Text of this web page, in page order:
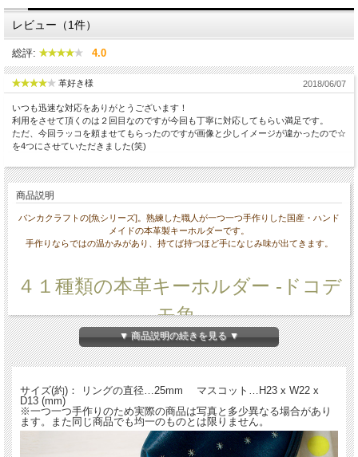
レビュー（1件）
総評: 4.0
革好き様 2018/06/07
いつも迅速な対応をありがとうございます！
利用をさせて頂くのは２回目なのですが今回も丁寧に対応してもらい満足です。
ただ、今回ラッコを頼ませてもらったのですが画像と少しイメージが違かったので☆
を4つにさせていただきました(笑)
商品説明
バンカクラフトの[魚シリーズ]。熟練した職人が一つ一つ手作りした国産・ハンド
メイドの本革製キーホルダーです。
手作りならではの温かみがあり、持てば持つほど手になじみ味が出てきます。
４１種類の本革キーホルダー -ドコデ
モ魚-
名入れについて
全商品無料で焼きペンで名入れいたします。
・漢字不可、ひらがな・カタカナ・英数字で6文字まで
▼ 商品説明の続きを見る ▼
サイズ(約)： リングの直径…25mm マスコット…H23 x W22 x
D13 (mm)
※一つ一つ手作りのため実際の商品は写真と多少異なる場合があり
ます。また同じ商品でも均一のものとは限りません。